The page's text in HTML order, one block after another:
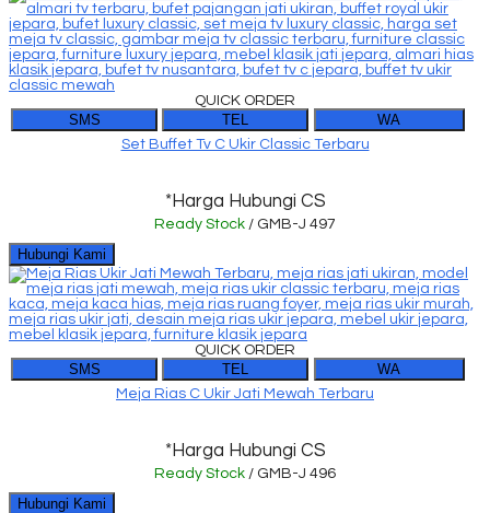
QUICK ORDER
SMS TEL WA
Set Buffet Tv C Ukir Classic Terbaru
*Harga Hubungi CS
Ready Stock / GMB-J 497
Hubungi Kami
QUICK ORDER
SMS TEL WA
Meja Rias C Ukir Jati Mewah Terbaru
*Harga Hubungi CS
Ready Stock / GMB-J 496
Hubungi Kami